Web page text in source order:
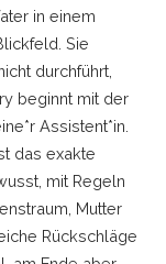
in einem
Sie
durchführt,
beginnt mit der
Assistent*in.
das exakte
mit Regeln
Mutter
Rückschläge